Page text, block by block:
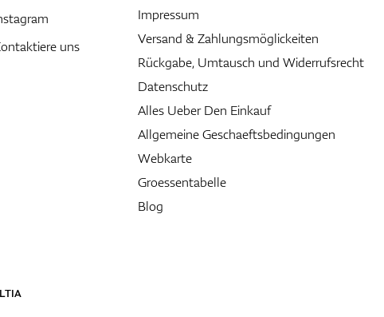
uns
Impressum
Versand & Zahlungsmöglickeiten
Rückgabe, Umtausch und Widerrufsrecht
Datenschutz
Alles Ueber Den Einkauf
Allgemeine Geschaeftsbedingungen
Webkarte
Groessentabelle
Blog